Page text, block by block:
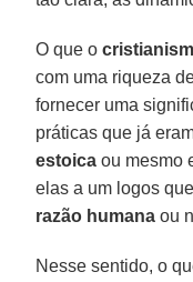
O que o
com uma riqueza
fornecer uma
práticas que já
estoica ou mesmo
elas a um logos
razão humana ou
Nesse sentido, o